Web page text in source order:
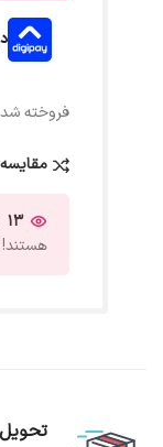
در ۴
فروخته
مقایسه
13
هستند!